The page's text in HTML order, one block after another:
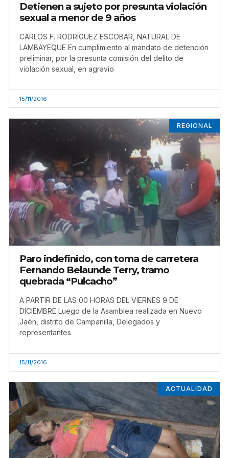
Detienen a sujeto por presunta violación
sexual a menor de 9 años
CARLOS F. RODRIGUEZ ESCOBAR, NATURAL DE
LAMBAYEQUE En cumplimiento al mandato de detención
preliminar, por la presunta comisión del delito de
violación sexual, en agravio
15/11/2016
REGIONAL
Paro indefinido, con toma de carretera
Fernando Belaunde Terry, tramo
quebrada “Pulcacho”
A PARTIR DE LAS 00 HORAS DEL VIERNES 9 DE
DICIEMBRE Luego de la Asamblea realizada en Nuevo
Jaén, distrito de Campanilla, Delegados y
representantes
15/11/2016
ACTUALIDAD